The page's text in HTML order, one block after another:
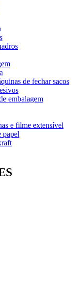
de fechar sacos
embalagem
e filme extensível
papel